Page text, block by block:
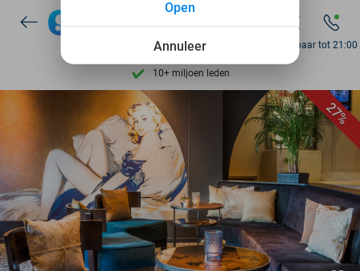
7 dagen per week beschikbaar
10+ miljoen leden
9,4 op basis van
Ontdek 15.000+ deals
7 dagen per week beschikbaar
10+ miljoen leden
Bereikbaar tot 21:00
27%
Annuleer
Open